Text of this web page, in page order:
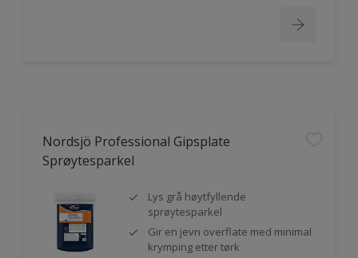
Nordsjö Professional Gipsplate
Sprøytesparkel
Lys grå høytfyllende
sprøytesparkel
Gir en jevn overflate med minimal
krymping etter tørk